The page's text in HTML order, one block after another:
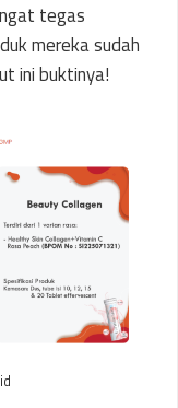
tegas
mereka sudah
ini buktinya!